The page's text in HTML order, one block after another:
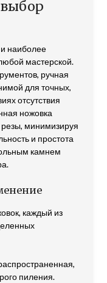
выбор
наиболее
мастерской.
ручная
для точных,
отсутствия
ножовка
резы, минимизируя
и простота
камнем
каждый из
пиления.